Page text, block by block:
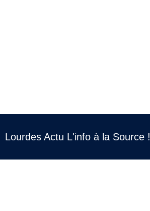
Lourdes Actu L'info à la Source !